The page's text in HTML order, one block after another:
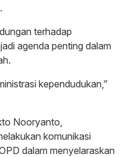
terhadap
agenda penting dalam
kependudukan,”
Nooryanto,
komunikasi
dalam menyelaraskan